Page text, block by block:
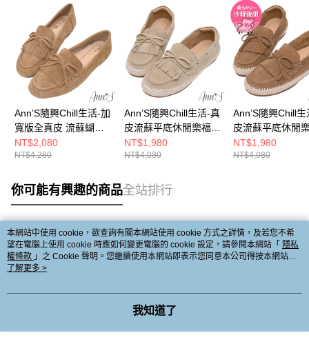
Ann’S隨興Chill生活-加
寬版全真皮 流蘇蝴蝶
結平底樂福鞋1cm-棕
(版型偏小)
NT$2,080
NT$4,280
Ann’S隨興Chill生活-真
皮流蘇平底休閒樂福鞋
1cm-杏
NT$1,980
NT$4,080
Ann’S隨興Chill
皮流蘇平底休閒
1cm-棕
NT$1,980
NT$4,080
你可能有興趣的商品全站排行
熱門標籤
本網站中使用 cookie，欲查詢有關本網站使用 cookie 方式之詳情，及若您不希
望在電腦上使用 cookie 時應如何變更電腦的 cookie 設定，請參閱本網站「 隱私
權條款 」之 Cookie 聲明。您繼續使用本網站即表示您同意本公司得按本網站使
用條款之 Cookie 聲明使用 cookie。
了解更多 >
我知道了